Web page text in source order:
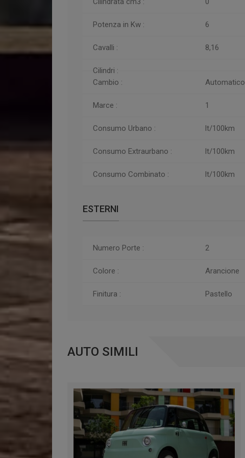
Potenza in Kw : 6
Cavalli : 8,16
Cilindri :
Cambio :
Automatico
Marce : 1
Consumo Urbano : lt/100km
Consumo Extraurbano : lt/100km
Consumo Combinato : lt/100km
ESTERNI
Numero Porte : 2
Colore : Arancione
Finitura : Pastello
AUTO SIMILI